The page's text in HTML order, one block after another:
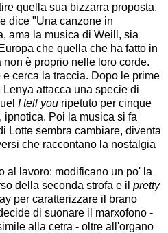
quella sua bizzarra proposta,
dice "Una canzone in
ama la musica di Weill, sia
che quella che ha fatto in
è proprio nelle loro corde.
cerca la traccia. Dopo le prime
attacca una specie di
I tell you ripetuto per cinque
Poi la musica si fa
Lotte sembra cambiare, diventa
che raccontano la nostalgia
al lavoro: modificano un po' la
della seconda strofa e il pretty
per caratterizzare il brano
di suonare il marxofono -
alla cetra - oltre all'organo